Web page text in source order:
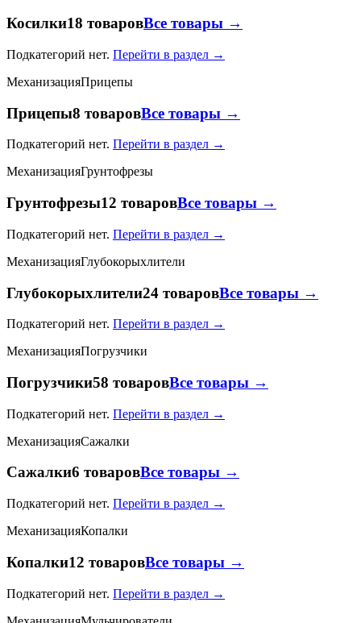
Косилки18 товаровВсе товары →
Подкатегорий нет. Перейти в раздел →
МеханизацияПрицепы
Прицепы8 товаровВсе товары →
Подкатегорий нет. Перейти в раздел →
МеханизацияГрунтофрезы
Грунтофрезы12 товаровВсе товары →
Подкатегорий нет. Перейти в раздел →
МеханизацияГлубокорыхлители
Глубокорыхлители24 товаровВсе товары →
Подкатегорий нет. Перейти в раздел →
МеханизацияПогрузчики
Погрузчики58 товаровВсе товары →
Подкатегорий нет. Перейти в раздел →
МеханизацияСажалки
Сажалки6 товаровВсе товары →
Подкатегорий нет. Перейти в раздел →
МеханизацияКопалки
Копалки12 товаровВсе товары →
Подкатегорий нет. Перейти в раздел →